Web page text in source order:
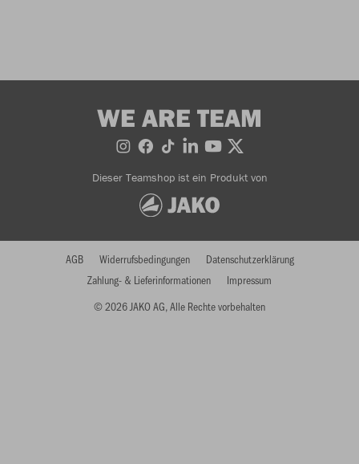
WE ARE TEAM
Dieser Teamshop ist ein Produkt von
© 2026 JAKO AG, Alle Rechte vorbehalten
AGB Widerrufsbedingungen
Datenschutzerklärung
Zahlung- & Lieferinformationen
Impressum